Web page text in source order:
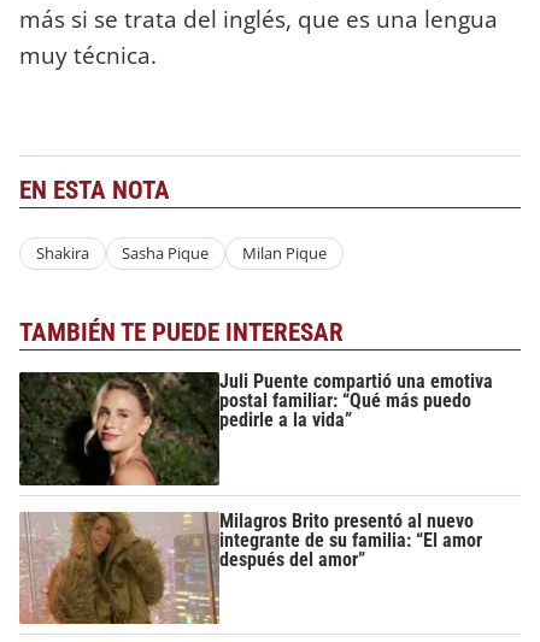
más si se trata del inglés, que es una lengua
muy técnica.
EN ESTA NOTA
Shakira Sasha Pique Milan Pique
TAMBIÉN TE PUEDE INTERESAR
Juli Puente compartió una emotiva
postal familiar: “Qué más puedo
pedirle a la vida”
Milagros Brito presentó al nuevo
integrante de su familia: “El amor
después del amor”